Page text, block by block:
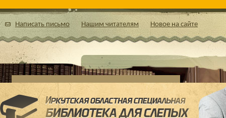
Написать письмо Нашим читателям Новое на сайте